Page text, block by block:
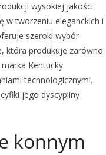
wysokiej jakości
w tworzeniu eleganckich i
szeroki wybór
która produkuje zarówno
Kentucky
technologicznymi.
jego dyscypliny
konnym